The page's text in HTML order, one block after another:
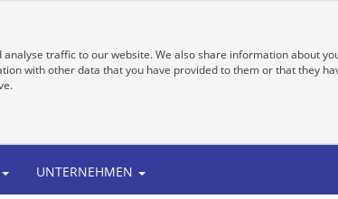
UNTERNEHMEN
traffic to our website. We also share information about
with other data that you have provided to them or that they